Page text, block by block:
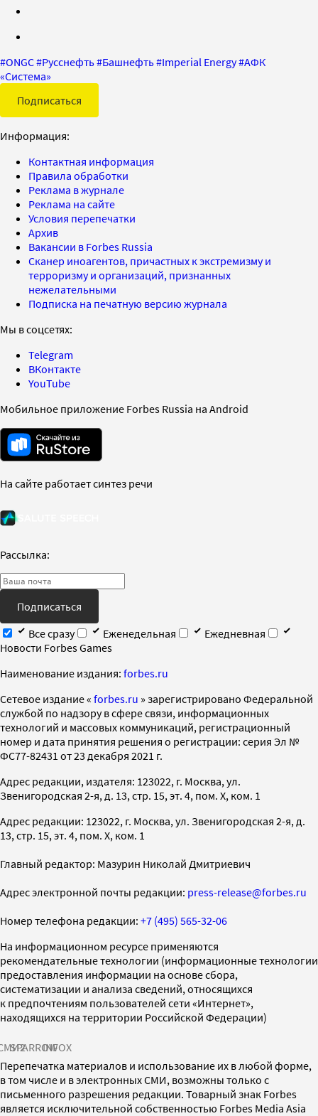
#ONGC#Русснефть#Башнефть#Imperial Energy#АФК
«Система»
Подписаться
Информация:
Контактная информация
Правила обработки
Реклама в журнале
Реклама на сайте
Условия перепечатки
Архив
Вакансии в Forbes Russia
Сканер иноагентов, причастных к экстремизму и
терроризму и организаций, признанных
нежелательными
Подписка на печатную версию журнала
Мы в соцсетях:
Telegram
ВКонтакте
YouTube
Мобильное приложение Forbes Russia на Android
На сайте работает синтез речи
Рассылка:
Подписаться
Все сразу
Еженедельная
Ежедневная
Новости Forbes Games
Наименование издания: forbes.ru
Cетевое издание « forbes.ru » зарегистрировано Федеральной
службой по надзору в сфере связи, информационных
технологий и массовых коммуникаций, регистрационный
номер и дата принятия решения о регистрации: серия Эл №
ФС77-82431 от 23 декабря 2021 г.
Адрес редакции, издателя: 123022, г. Москва, ул.
Звенигородская 2-я, д. 13, стр. 15, эт. 4, пом. X, ком. 1
Адрес редакции: 123022, г. Москва, ул. Звенигородская 2-я, д.
13, стр. 15, эт. 4, пом. X, ком. 1
Главный редактор: Мазурин Николай Дмитриевич
Адрес электронной почты редакции: press-release@forbes.ru
Номер телефона редакции: +7 (495) 565-32-06
На информационном ресурсе применяются
рекомендательные технологии (информационные технологии
предоставления информации на основе сбора,
систематизации и анализа сведений, относящихся
к предпочтениям пользователей сети «Интернет»,
находящихся на территории Российской Федерации)
SPARROWINFOX
Перепечатка материалов и использование их в любой форме,
в том числе и в электронных СМИ, возможны только с
письменного разрешения редакции. Товарный знак Forbes
является исключительной собственностью Forbes Media Asia